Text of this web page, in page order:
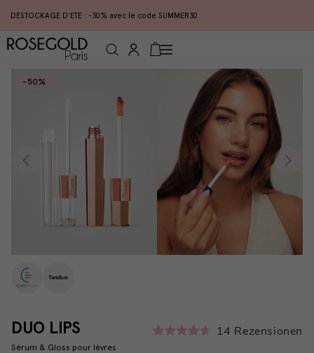
DESTOCKAGE D'ETE : -30% avec le code SUMMER30
ConnexionPanier
-50%
DUO LIPS
Sérum & Gloss pour lèvres
14 Rezensionen